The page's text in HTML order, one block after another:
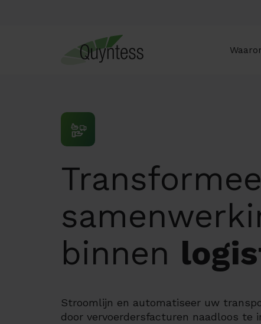
binnen
Stroomlijn en automatiseer uw
door vervoerdersfacturen naadloos te